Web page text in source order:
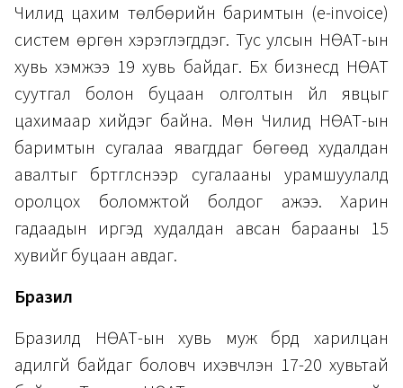
Чилид цахим төлбөрийн баримтын (e-invoice)
систем өргөн хэрэглэгддэг. Тус улсын НӨАТ-ын
хувь хэмжээ 19 хувь байдаг. Бүх бизнесүүд НӨАТ
суутгал болон буцаан олголтын үйл явцыг
цахимаар хийдэг байна. Мөн Чилид НӨАТ-ын
баримтын сугалаа явагддаг бөгөөд худалдан
авалтыг бүртгүүлснээр сугалааны урамшуулалд
оролцох боломжтой болдог ажээ. Харин
гадаадын иргэд худалдан авсан барааны 15
хувийг буцаан авдаг.
Бразил
Бразилд НӨАТ-ын хувь муж бүрд харилцан
адилгүй байдаг боловч ихэвчлэн 17-20 хувьтай